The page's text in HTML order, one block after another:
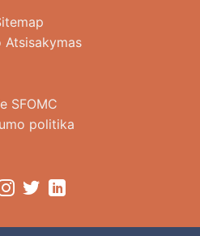
Atsisakymas
SFOMC
politika